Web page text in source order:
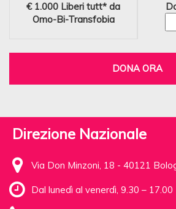
€ 1.000 Liberi tutt* da
Omo-Bi-Transfobia
DONA ORA
Direzione Nazionale
Via Don Minzoni, 18 - 40121
Dal lunedì al venerdì, 9.30 – 17.00